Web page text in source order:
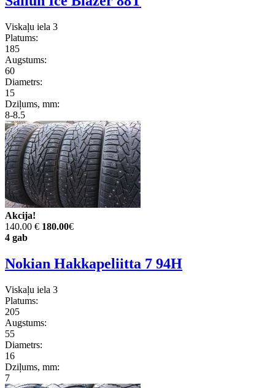
Viskaļu iela 3
Platums:
185
Augstums:
60
Diametrs:
15
Dziļums, mm:
8-8.5
Akcija!
140.00 € 180.00€
4 gab
Nokian Hakkapeliitta 7 94H
Viskaļu iela 3
Platums:
205
Augstums:
55
Diametrs:
16
Dziļums, mm:
7